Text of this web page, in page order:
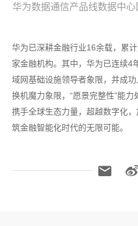
华为数据通信产品线数据中
华为已深耕金融行业16余载，累
家金融机构。其中，华为已连续4
域网基础设施领导者象限，并成
换机魔力象限，“愿景完整性”能
携手全球生态力量，超越数字化
筑金融智能化时代的无限可能。